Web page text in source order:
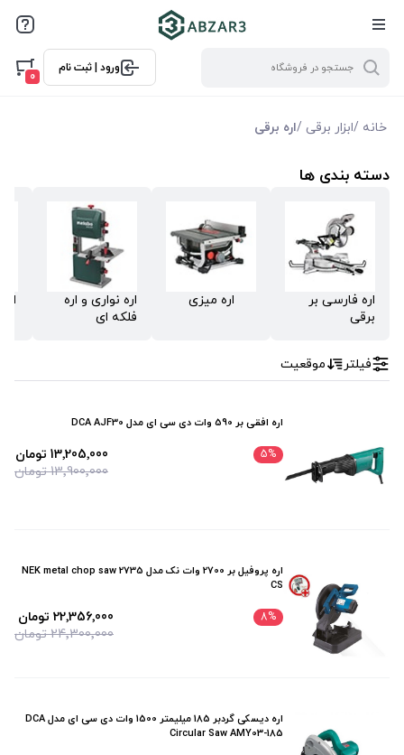
ورود | ثبت نام
0
خانه /ابزار برقی /اره برقی
دسته بندی ها
اره فارسی بر
برقی
اره میزی
اره نواری و اره
فلکه ای
فیلتر براساس ویژگی ها
فیلترکردن براساس تولید‌کننده
متابو Metabo
دی سی ای DCA
رونیکس Ronix
ویوارکس Vivarex
باس BOSS
توسن TOSAN
کنزاکس Kenzax
فیلتر موقعیت
اره افقی بر 590 وات دی سی ای مدل DCA AJF30
5%
13٬900٬000 تومان
13٬205٬000 تومان
اره پروفیل بر 2700 وات نک مدل 2735 NEK metal chop saw
CS
8%
24٬300٬000 تومان
22٬356٬000 تومان
اره دیسکی گردبر 185 میلیمتر 1500 وات دی سی ای مدل DCA
Circular Saw AMY03-185